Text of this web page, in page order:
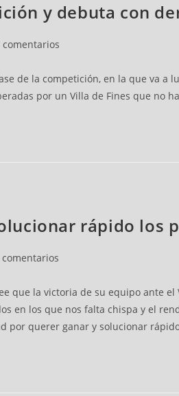
y debuta con
comentarios
de la competición, en la que va
por un Villa de Fines que no
rápido los
comentarios
que la victoria de su equipo
en los que nos falta chispa y el
querer ganar y solucionar